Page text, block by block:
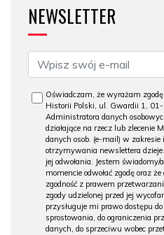
NEWSLETTER
Oświadczam, że wyrażam
Historii Polski, ul. Gwardii 1,
Administratora danych
działające na rzecz lub zlecenie
danych osob. (e-mail) w zakresie
otrzymywania newslettera
jej odwołania. Jestem
momencie odwołać zgodę oraz
zgodność z prawem
zgody udzielonej przed jej
przysługuje mi prawo dostępu
sprostowania, do ograniczenia
danych, do sprzeciwu wobec